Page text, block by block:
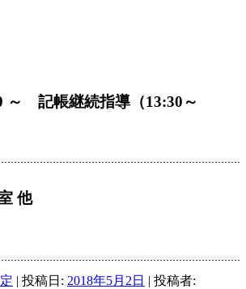
～ 記帳継続指導（13:30～
他
| 投稿日: 2018年5月2日 | 投稿者: